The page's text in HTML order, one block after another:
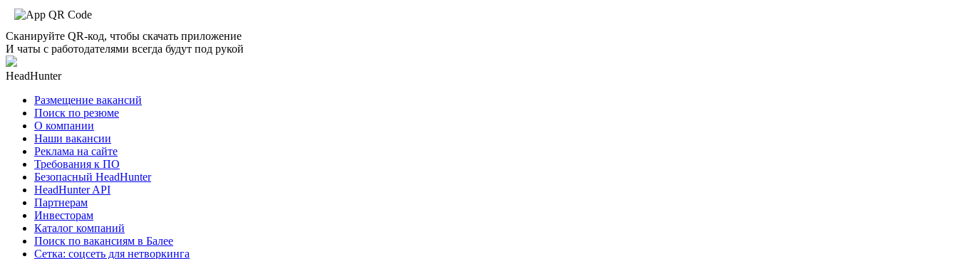
Сканируйте QR-код, чтобы скачать приложение
И чаты с работодателями всегда будут под рукой
HeadHunter
Размещение вакансий
Поиск по резюме
О компании
Наши вакансии
Реклама на сайте
Требования к ПО
Безопасный HeadHunter
HeadHunter API
Партнерам
Инвесторам
Каталог компаний
Поиск по вакансиям в Балее
Сетка: соцсеть для нетворкинга